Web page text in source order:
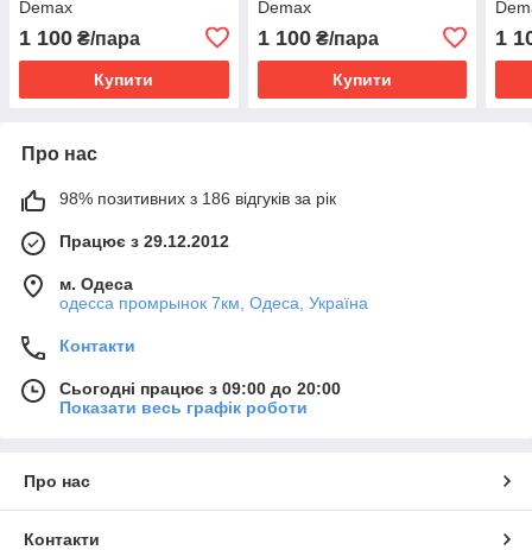
Demax
1 100 ₴/пара
Купити
Demax
1 100₴/пара
Купити
1
Про нас
98% позитивних з 186 відгуків за рік
Працює з 29.12.2012
м. Одеса
одесса промрынок 7км, Одеса, Україна
Контакти
Сьогодні працює з 09:00 до 20:00
Показати весь графік роботи
Про нас
Контакти